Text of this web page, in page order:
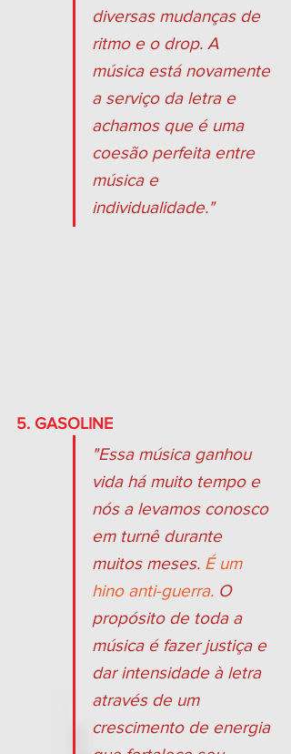
diversas mudanças de
ritmo e o drop. A
música está novamente
a serviço da letra e
achamos que é uma
coesão perfeita entre
música e
individualidade."
5. GASOLINE
"Essa música ganhou
vida há muito tempo e
nós a levamos conosco
em turnê durante
muitos meses. É um
hino anti-guerra. O
propósito de toda a
música é fazer justiça e
dar intensidade à letra
através de um
crescimento de energia